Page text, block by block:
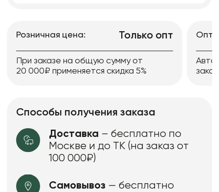
Розничная цена: Только опт
При заказе на общую сумму от
20 000₽ применяется скидка 5%
Способы получения заказа
Доставка – бесплатно по
Москве и до ТК (на заказ от
100 000₽)
Самовывоз — бесплатно